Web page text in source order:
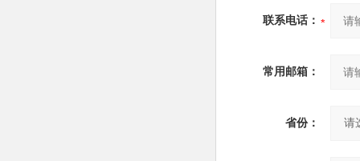
联系电话：
常用邮箱：
省份：